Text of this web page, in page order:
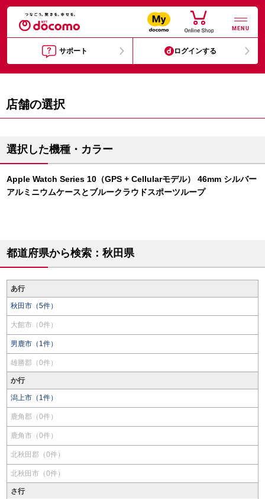
MENU
サポート ログインする
店舗の選択
選択した機種・カラー
Apple Watch Series 10（GPS + Cellularモデル） 46mm シルバー
アルミニウムケースとブルークラウドスポーツループ
都道府県から検索：秋田県
あ行
秋田市（5件）
大館市（0件）
男鹿市（1件）
雄勝郡（0件）
か行
潟上市（1件）
鹿角郡（0件）
鹿角市（0件）
北秋田郡（0件）
北秋田市（0件）
さ行